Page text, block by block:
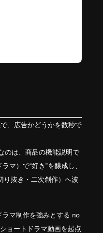
、広告かどうかを数秒で
のは、商品の機能説明で
マ）で“好き”を醸成し、
り抜き・二次創作）へ波
マ制作を強みとする no
ョートドラマ動画を起点